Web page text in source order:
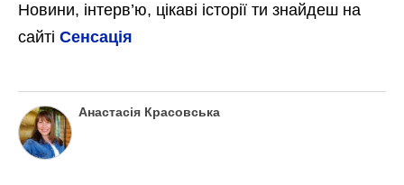
Новини, інтерв’ю, цікаві історії ти знайдеш на
сайті Сенсація
Анастасія Красовська